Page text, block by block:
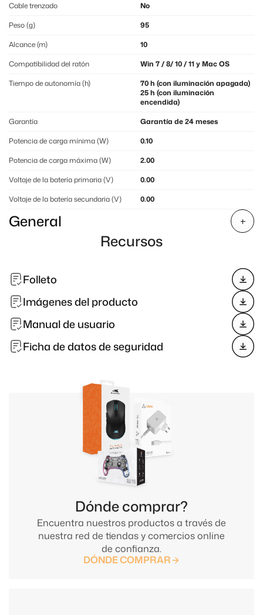
Cable trenzado
No
Peso (g)
95
Alcance (m)
10
Compatibilidad del ratón
Win 7 / 8/ 10 / 11 y Mac OS
Tiempo de autonomía (h)
70 h (con iluminación apagada)
25 h (con iluminación
encendida)
Garantía
Garantía de 24 meses
Potencia de carga mínima (W)
0.10
Potencia de carga máxima (W)
2.00
Voltaje de la batería primaria (V)
0.00
Voltaje de la batería secundaria (V)
0.00
General
Recursos
Folleto
Imágenes del producto
Manual de usuario
Ficha de datos de seguridad
Encuentra nuestros productos a través de
nuestra red de tiendas y comercios online
de confianza.
Dónde comprar?
DÓNDE COMPRAR